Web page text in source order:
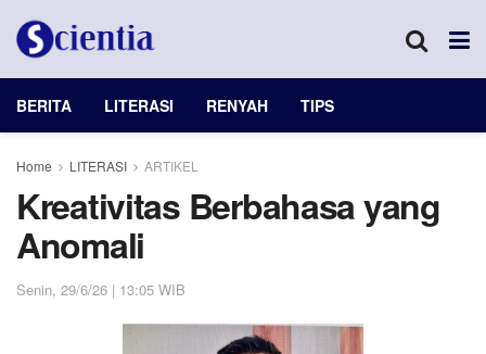
BERITA LITERASI RENYAH TIPS
Home LITERASI ARTIKEL
Kreativitas Berbahasa yang
Anomali
Senin, 29/6/26 | 13:05 WIB